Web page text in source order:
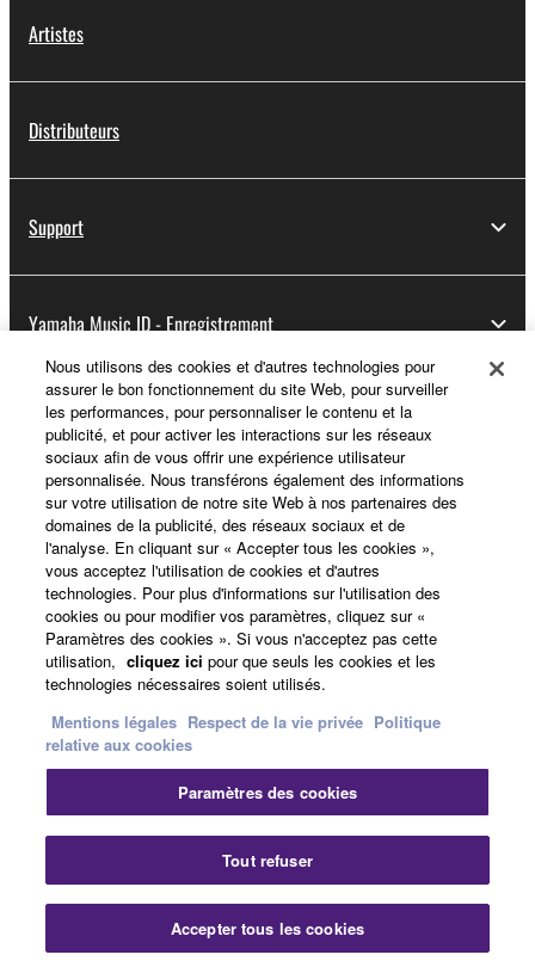
Artistes
Distributeurs
Support
Yamaha Music ID - Enregistrement
A propos de Yamaha
France - French
Professionnel
Nous contacter Conditions d'utilisation
Respect de la vie privéePolitique relative aux cookies
Mentions légales
© Yamaha Corporation.
Nous utilisons des cookies et d'autres technologies pour
assurer le bon fonctionnement du site Web, pour surveiller
les performances, pour personnaliser le contenu et la
publicité, et pour activer les interactions sur les réseaux
sociaux afin de vous offrir une expérience utilisateur
personnalisée. Nous transférons également des informations
sur votre utilisation de notre site Web à nos partenaires des
domaines de la publicité, des réseaux sociaux et de
l'analyse. En cliquant sur « Accepter tous les cookies »,
vous acceptez l'utilisation de cookies et d'autres
technologies. Pour plus d'informations sur l'utilisation des
cookies ou pour modifier vos paramètres, cliquez sur «
Paramètres des cookies ». Si vous n'acceptez pas cette
utilisation, cliquez ici pour que seuls les cookies et les
technologies nécessaires soient utilisés.
Mentions légales Respect de la vie privée Politique
relative aux cookies
Paramètres des cookies
Tout refuser
Accepter tous les cookies